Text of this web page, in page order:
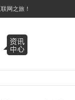
网之旅！